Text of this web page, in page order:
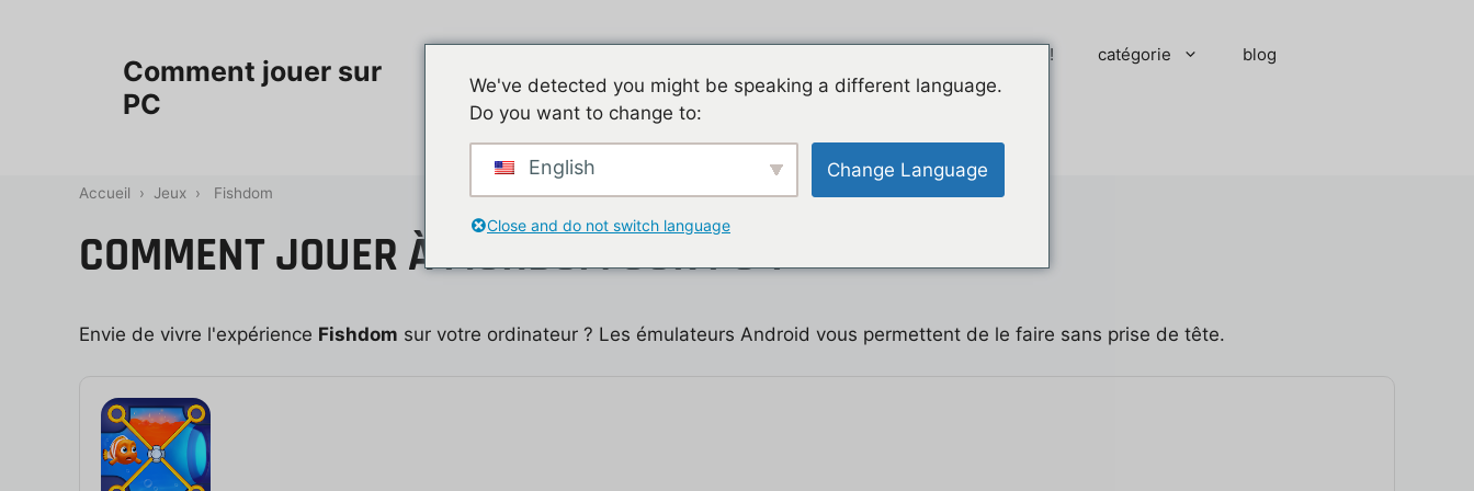
Comment jouer sur
PC
Les jeux mobiles du moment ! catégorie blog
Contact
Accueil › Jeux › Fishdom
COMMENT JOUER À FISHDOM SUR PC ?
Envie de vivre l'expérience Fishdom sur votre ordinateur ? Les émulateurs Android vous permettent de le faire sans prise de tête.
We've detected you might be speaking a different language.
Do you want to change to:
English Change Language
Close and do not switch language